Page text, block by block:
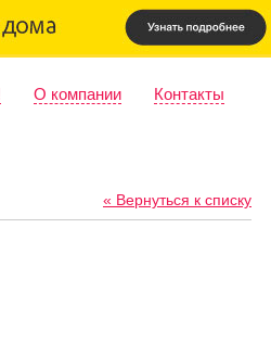
О компании Контакты
« Вернуться к списку